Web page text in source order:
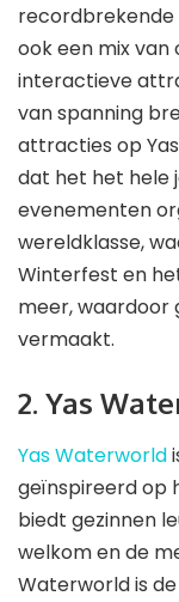
recordbrekende
ook een mix
interactieve
van spanning
attracties op
dat het het hele
evenementen
wereldklasse,
Winterfest en
meer, waardoor
vermaakt.
2. Yas
Yas Waterworld
geïnspireerd op
biedt gezinnen
welkom en de
Waterworld is